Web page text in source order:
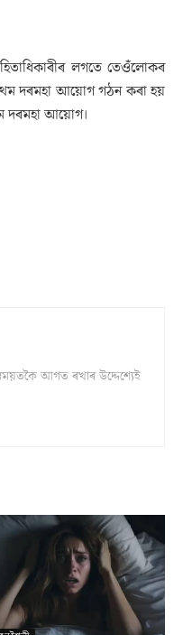
লগতে তেওঁলোকৰ
দৰমহা আয়োগ গঠন কৰা হয়
দৰমহা আয়োগ।
আগত ৰখাৰ উদ্দেশ্যেই